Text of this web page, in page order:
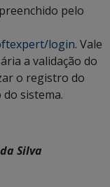
pelo
login. Vale
a validação do
o registro do
do sistema.
Silva